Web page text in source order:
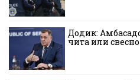
Додик:
чита или